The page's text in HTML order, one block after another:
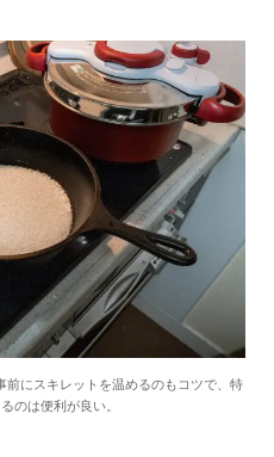
にスキレットを温めるのもコツで、特
のは便利が良い。